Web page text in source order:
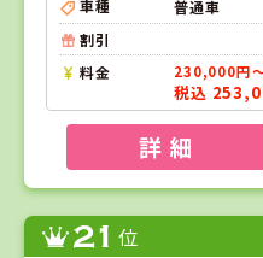
車種
普通車
割引
料金
230,000円
税込
詳 細
21 位